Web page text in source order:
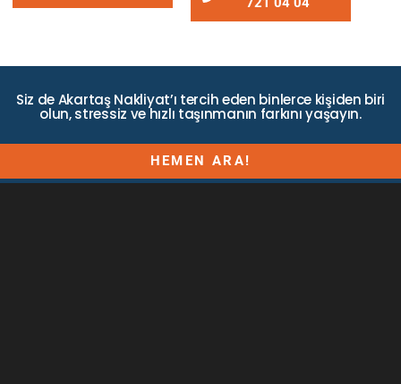
Siz de Akartaş Nakliyat’ı tercih eden binlerce kişiden biri
olun, stressiz ve hızlı taşınmanın farkını yaşayın.
HEMEN ARA!